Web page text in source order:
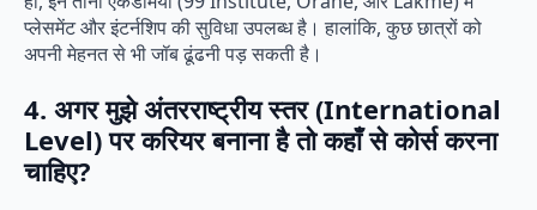
प्लेसमेंट और इंटर्नशिप की सुविधा उपलब्ध है। हालांकि, कुछ छात्रों को
अपनी मेहनत से भी जॉब ढूंढनी पड़ सकती है।
4. अगर मुझे अंतरराष्ट्रीय स्तर (International
Level) पर करियर बनाना है तो कहाँ से कोर्स करना
चाहिए?